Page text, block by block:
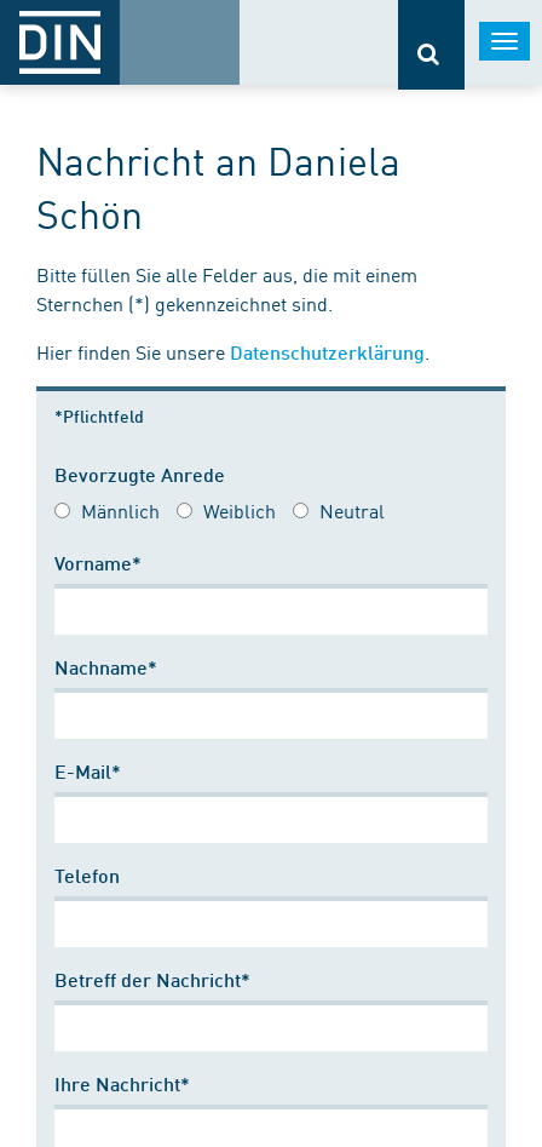
Nachricht an Daniela
Schön
Bitte füllen Sie alle Felder aus, die mit einem
Sternchen (*) gekennzeichnet sind.
Hier finden Sie unsere Datenschutzerklärung
*Pflichtfeld
Bevorzugte Anrede
Männlich Weiblich Neutral
Vorname*
Nachname*
E-Mail*
Telefon
Betreff der Nachricht*
Ihre Nachricht*